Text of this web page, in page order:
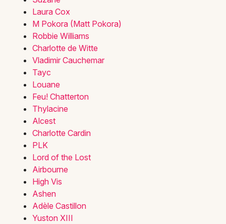
Laura Cox
M Pokora (Matt Pokora)
Robbie Williams
Charlotte de Witte
Vladimir Cauchemar
Tayc
Louane
Feu! Chatterton
Thylacine
Alcest
Charlotte Cardin
PLK
Lord of the Lost
Airbourne
High Vis
Ashen
Adèle Castillon
Yuston XIII